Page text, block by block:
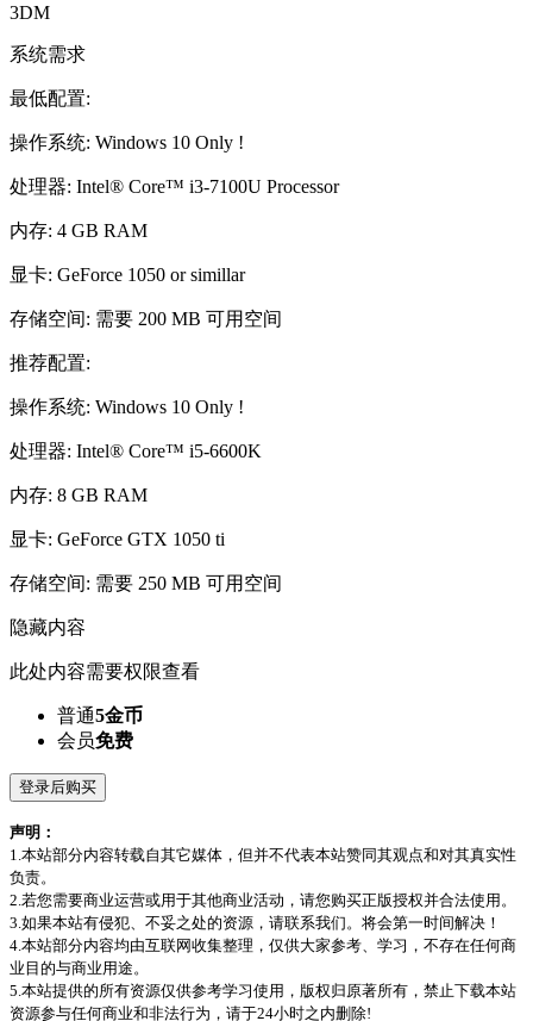
3DM
系统需求
最低配置:
操作系统: Windows 10 Only !
处理器: Intel® Core™ i3-7100U Processor
内存: 4 GB RAM
显卡: GeForce 1050 or simillar
存储空间: 需要 200 MB 可用空间
推荐配置:
操作系统: Windows 10 Only !
处理器: Intel® Core™ i5-6600K
内存: 8 GB RAM
显卡: GeForce GTX 1050 ti
存储空间: 需要 250 MB 可用空间
隐藏内容
此处内容需要权限查看
普通5金币
会员免费
登录后购买
声明：
1.本站部分内容转载自其它媒体，但并不代表本站赞同其观点和对其真实性
负责。
2.若您需要商业运营或用于其他商业活动，请您购买正版授权并合法使用。
3.如果本站有侵犯、不妥之处的资源，请联系我们。将会第一时间解决！
4.本站部分内容均由互联网收集整理，仅供大家参考、学习，不存在任何商
业目的与商业用途。
5.本站提供的所有资源仅供参考学习使用，版权归原著所有，禁止下载本站
资源参与任何商业和非法行为，请于24小时之内删除!